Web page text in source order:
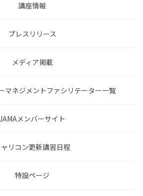
講座情報
プレスリリース
メディア掲載
マネジメントファシリテーター一覧
メンバーサイト
リコン更新講習日程
特設ページ